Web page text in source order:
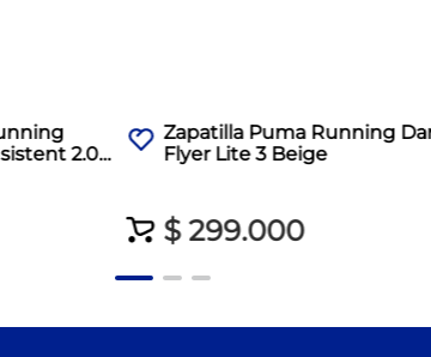
2.0
Zapatilla Puma Running
Flyer Lite 3 Beige
$ 299.000